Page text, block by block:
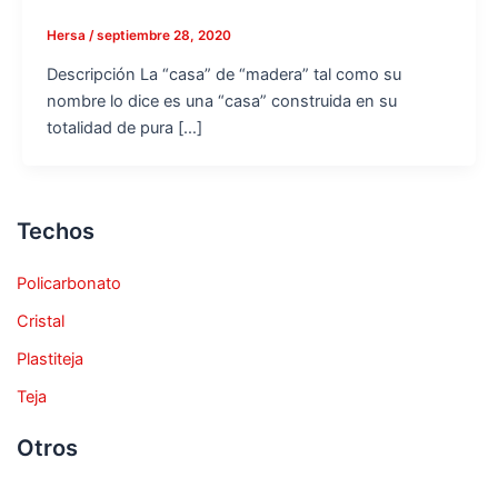
Hersa /septiembre 28, 2020
Descripción La “casa” de “madera” tal como su
nombre lo dice es una “casa” construida en su
totalidad de pura […]
Techos
Policarbonato
Cristal
Plastiteja
Teja
Otros